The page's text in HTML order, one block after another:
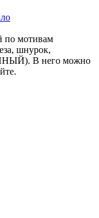
по мотивам
шнурок,
В него можно